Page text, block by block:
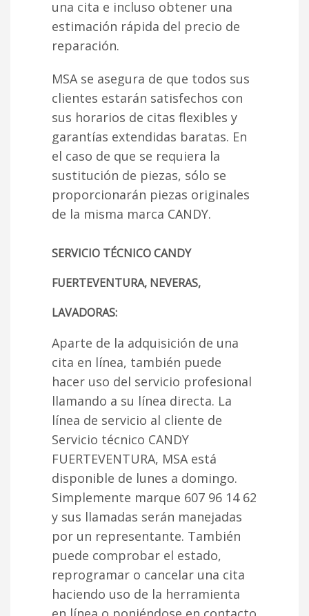
una cita e incluso obtener una
estimación rápida del precio de
reparación.
MSA se asegura de que todos sus
clientes estarán satisfechos con
sus horarios de citas flexibles y
garantías extendidas baratas. En
el caso de que se requiera la
sustitución de piezas, sólo se
proporcionarán piezas originales
de la misma marca CANDY.
SERVICIO TÉCNICO CANDY
FUERTEVENTURA, NEVERAS,
LAVADORAS:
Aparte de la adquisición de una
cita en línea, también puede
hacer uso del servicio profesional
llamando a su línea directa. La
línea de servicio al cliente de
Servicio técnico CANDY
FUERTEVENTURA, MSA está
disponible de lunes a domingo.
Simplemente marque 607 96 14 62
y sus llamadas serán manejadas
por un representante. También
puede comprobar el estado,
reprogramar o cancelar una cita
haciendo uso de la herramienta